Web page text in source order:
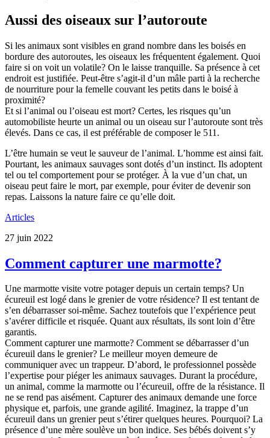
Aussi des oiseaux sur l’autoroute
Si les animaux sont visibles en grand nombre dans les boisés en
bordure des autoroutes, les oiseaux les fréquentent également. Quoi
faire si on voit un volatile? On le laisse tranquille. Sa présence à cet
endroit est justifiée. Peut-être s’agit-il d’un mâle parti à la recherche
de nourriture pour la femelle couvant les petits dans le boisé à
proximité?
Et si l’animal ou l’oiseau est mort? Certes, les risques qu’un
automobiliste heurte un animal ou un oiseau sur l’autoroute sont très
élevés. Dans ce cas, il est préférable de composer le 511.
L’être humain se veut le sauveur de l’animal. L’homme est ainsi fait.
Pourtant, les animaux sauvages sont dotés d’un instinct. Ils adoptent
tel ou tel comportement pour se protéger. À la vue d’un chat, un
oiseau peut faire le mort, par exemple, pour éviter de devenir son
repas. Laissons la nature faire ce qu’elle doit.
Articles
27 juin 2022
Comment capturer une marmotte?
Une marmotte visite votre potager depuis un certain temps? Un
écureuil est logé dans le grenier de votre résidence? Il est tentant de
s’en débarrasser soi-même. Sachez toutefois que l’expérience peut
s’avérer difficile et risquée. Quant aux résultats, ils sont loin d’être
garantis.
Comment capturer une marmotte? Comment se débarrasser d’un
écureuil dans le grenier? Le meilleur moyen demeure de
communiquer avec un trappeur. D’abord, le professionnel possède
l’expertise pour piéger les animaux sauvages. Durant la procédure,
un animal, comme la marmotte ou l’écureuil, offre de la résistance. Il
ne se rend pas aisément. Capturer des animaux demande une force
physique et, parfois, une grande agilité. Imaginez, la trappe d’un
écureuil dans un grenier peut s’étirer quelques heures. Pourquoi? La
présence d’une mère soulève un bon indice. Ses bébés doivent s’y